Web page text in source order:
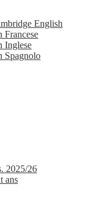
English
Francese
Inglese
Spagnolo
2025/26
ans